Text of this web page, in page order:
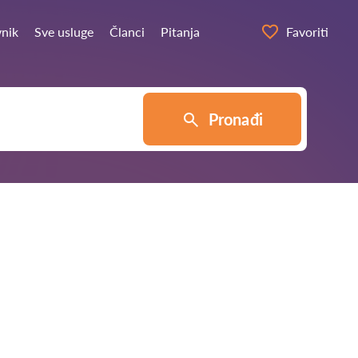
Sve usluge Članci Pitanja Favoriti
Pronađi